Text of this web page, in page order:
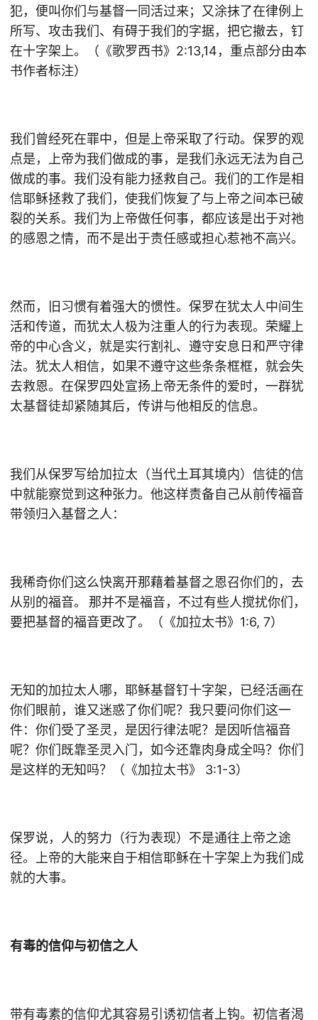
犯，便叫你们与基督一同活过来；又涂抹了在律例上
所写、攻击我们、有碍于我们的字据，把它撤去，钉
在十字架上。（《歌罗西书》2:13,14，重点部分由本
书作者标注）
我们曾经死在罪中，但是上帝采取了行动。保罗的观
点是，上帝为我们做成的事，是我们永远无法为自己
做成的事。我们没有能力拯救自己。我们的工作是相
信耶稣拯救了我们，使我们恢复了与上帝之间本已破
裂的关系。我们为上帝做任何事，都应该是出于对祂
的感恩之情，而不是出于责任感或担心惹祂不高兴。
然而，旧习惯有着强大的惯性。保罗在犹太人中间生
活和传道，而犹太人极为注重人的行为表现。荣耀上
帝的中心含义，就是实行割礼、遵守安息日和严守律
法。犹太人相信，如果不遵守这些条条框框，就会失
去救恩。在保罗四处宣扬上帝无条件的爱时，一群犹
太基督徒却紧随其后，传讲与他相反的信息。
我们从保罗写给加拉太（当代土耳其境内）信徒的信
中就能察觉到这种张力。他这样责备自己从前传福音
带领归入基督之人：
我稀奇你们这么快离开那藉着基督之恩召你们的，去
从别的福音。 那并不是福音，不过有些人搅扰你们，
要把基督的福音更改了。（《加拉太书》1:6, 7）
无知的加拉太人哪，耶稣基督钉十字架，已经活画在
你们眼前，谁又迷惑了你们呢？我只要问你们这一
件：你们受了圣灵，是因行律法呢？是因听信福音
呢？你们既靠圣灵入门，如今还靠肉身成全吗？你们
是这样的无知吗？（《加拉太书》 3:1-3）
保罗说，人的努力（行为表现）不是通往上帝之途
径。上帝的大能来自于相信耶稣在十字架上为我们成
就的大事。
有毒的信仰与初信之人
带有毒素的信仰尤其容易引诱初信者上钩。初信者渴